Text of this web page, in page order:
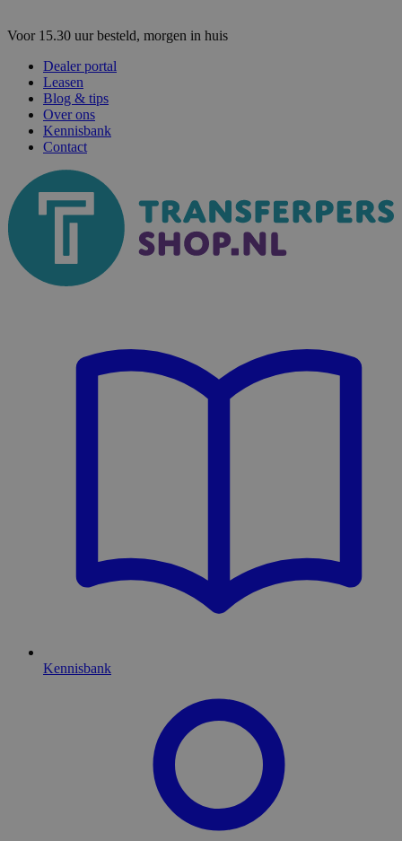
Voor 15.30 uur besteld, morgen in huis
Dealer portal
Leasen
Blog & tips
Over ons
Kennisbank
Contact
Kennisbank